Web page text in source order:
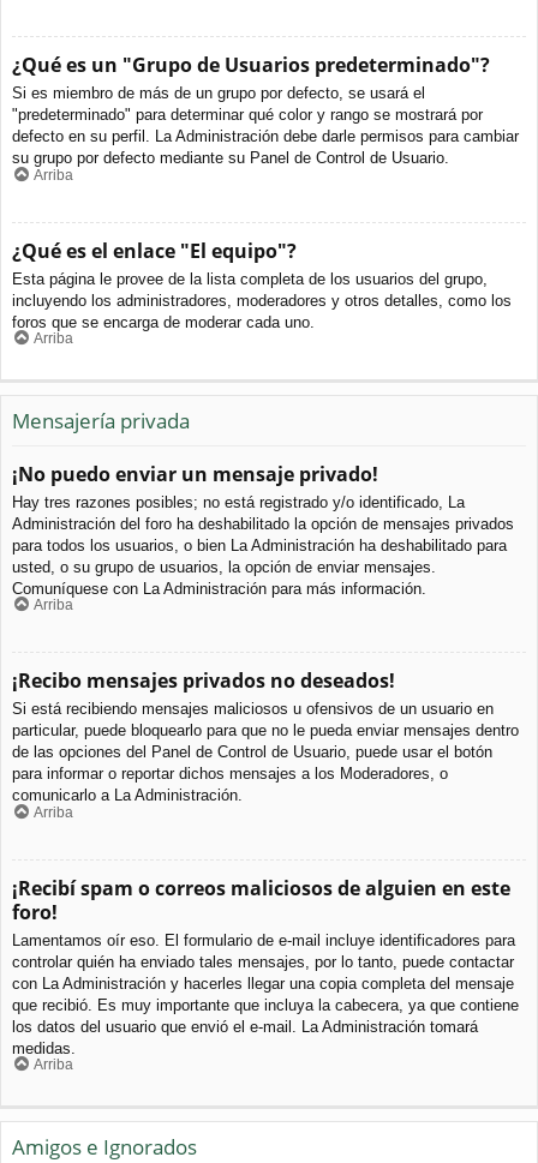
¿Qué es un "Grupo de Usuarios predeterminado"?
Si es miembro de más de un grupo por defecto, se usará el
"predeterminado" para determinar qué color y rango se mostrará por
defecto en su perfil. La Administración debe darle permisos para cambiar
su grupo por defecto mediante su Panel de Control de Usuario.
Arriba
¿Qué es el enlace "El equipo"?
Esta página le provee de la lista completa de los usuarios del grupo,
incluyendo los administradores, moderadores y otros detalles, como los
foros que se encarga de moderar cada uno.
Arriba
Mensajería privada
¡No puedo enviar un mensaje privado!
Hay tres razones posibles; no está registrado y/o identificado, La
Administración del foro ha deshabilitado la opción de mensajes privados
para todos los usuarios, o bien La Administración ha deshabilitado para
usted, o su grupo de usuarios, la opción de enviar mensajes.
Comuníquese con La Administración para más información.
Arriba
¡Recibo mensajes privados no deseados!
Si está recibiendo mensajes maliciosos u ofensivos de un usuario en
particular, puede bloquearlo para que no le pueda enviar mensajes dentro
de las opciones del Panel de Control de Usuario, puede usar el botón
para informar o reportar dichos mensajes a los Moderadores, o
comunicarlo a La Administración.
Arriba
¡Recibí spam o correos maliciosos de alguien en este
foro!
Lamentamos oír eso. El formulario de e-mail incluye identificadores para
controlar quién ha enviado tales mensajes, por lo tanto, puede contactar
con La Administración y hacerles llegar una copia completa del mensaje
que recibió. Es muy importante que incluya la cabecera, ya que contiene
los datos del usuario que envió el e-mail. La Administración tomará
medidas.
Arriba
Amigos e Ignorados